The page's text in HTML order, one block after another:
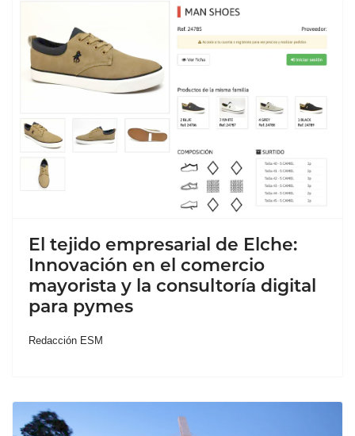
El tejido empresarial de Elche:
Innovación en el comercio
mayorista y la consultoría digital
para pymes
Redacción ESM